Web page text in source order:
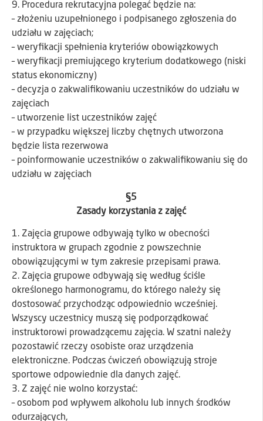
9. Procedura rekrutacyjna polegać będzie na:
– złożeniu uzupełnionego i podpisanego zgłoszenia do
udziału w zajęciach;
– weryfikacji spełnienia kryteriów obowiązkowych
– weryfikacji premiującego kryterium dodatkowego (niski
status ekonomiczny)
– decyzja o zakwalifikowaniu uczestników do udziału w
zajęciach
– utworzenie list uczestników zajęć
– w przypadku większej liczby chętnych utworzona
będzie lista rezerwowa
– poinformowanie uczestników o zakwalifikowaniu się do
udziału w zajęciach
§5
Zasady korzystania z zajęć
1. Zajęcia grupowe odbywają tylko w obecności
instruktora w grupach zgodnie z powszechnie
obowiązującymi w tym zakresie przepisami prawa.
2. Zajęcia grupowe odbywają się według ściśle
określonego harmonogramu, do którego należy się
dostosować przychodząc odpowiednio wcześniej.
Wszyscy uczestnicy muszą się podporządkować
instruktorowi prowadzącemu zajęcia. W szatni należy
pozostawić rzeczy osobiste oraz urządzenia
elektroniczne. Podczas ćwiczeń obowiązują stroje
sportowe odpowiednie dla danych zajęć.
3. Z zajęć nie wolno korzystać:
– osobom pod wpływem alkoholu lub innych środków
odurzających,